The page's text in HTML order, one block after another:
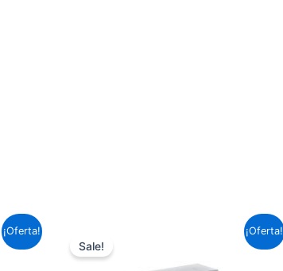
¡Oferta! ¡Oferta!
Sale!
es: